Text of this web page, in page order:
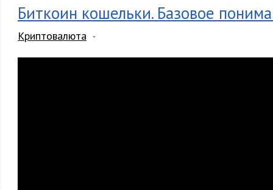
Биткоин кошельки. Базовое
Криптовалюта